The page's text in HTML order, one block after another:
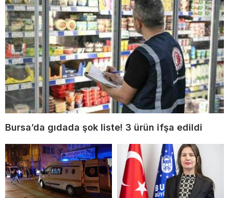
Bursa’da gıdada şok liste! 3 ürün ifşa edildi